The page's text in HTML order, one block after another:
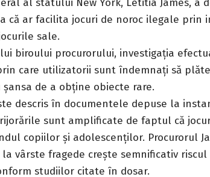
al statului New York, Letitia James, a
că ar facilita jocuri de noroc ilegale
sale.
biroului procurorului, investigația
care utilizatorii sunt îndemnați să
șansa de a obține obiecte rare.
descris în documentele depuse la
sunt amplificate de faptul că
copiilor și adolescenților. Procurorul
la vârste fragede crește semnificativ
studiilor citate în dosar.